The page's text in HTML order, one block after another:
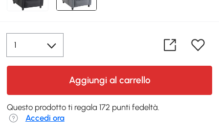
Aggiungi al carrello
Questo prodotto ti regala 172 punti fedeltà.
Accedi ora